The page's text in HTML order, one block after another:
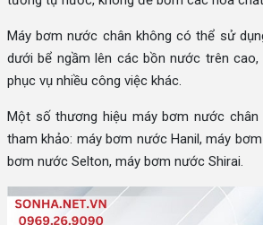
Máy bơm nước chân không có thể sử
dưới bể ngầm lên các bồn nước trên
phục vụ nhiều công việc khác.
Một số thương hiệu máy bơm nước
tham khảo: máy bơm nước Hanil, máy
bơm nước Selton, máy bơm nước Shirai.